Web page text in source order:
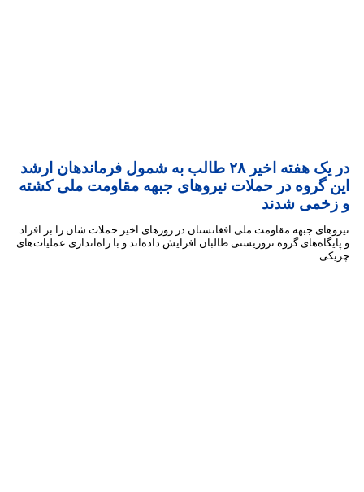
در یک هفته اخیر ۲۸ طالب به شمول فرماندهان ارشد
گروه در حملات نیروهای جبهه مقاومت ملی کشته
شدند
جبهه مقاومت ملی افغانستان در روزهای اخیر حملات شان را بر افراد
گروه تروریستی طالبان افزایش داده‌اند و با راه‌اندازی عملیات‌های